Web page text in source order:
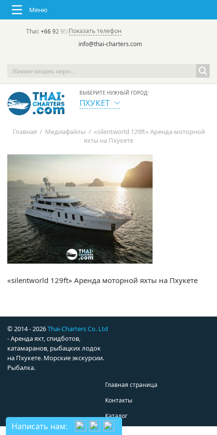
Меню
Thai:+66 92 958 8644(rus/eng) | в России:
Показать телефон
info@thai-charters.com
ВЫБЕРИТЕ НУЖНЫЙ ГОРОД:
ПХУКЕТ
Главная / Медиафайлы / «silentworld 129ft» Аренда моторной
яхты на Пхукете
«silentworld 129ft» Аренда моторной яхты на Пхукете
© 2014 - 2026Thai-Charters Co. Ltd
- Аренда яхт, спидботов,
катамаранов, рыбацких лодок
на Пхукете. Морские экскурсии.
Рыбалка.
Главная страница
Контакты
Каталог
Написать нам: